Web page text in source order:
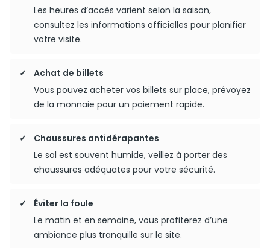
Les heures d’accès varient selon la saison,
consultez les informations officielles pour planifier
votre visite.
Achat de billets
Vous pouvez acheter vos billets sur place, prévoyez
de la monnaie pour un paiement rapide.
Chaussures antidérapantes
Le sol est souvent humide, veillez à porter des
chaussures adéquates pour votre sécurité.
Éviter la foule
Le matin et en semaine, vous profiterez d’une
ambiance plus tranquille sur le site.